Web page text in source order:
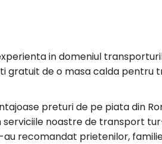
in domeniul
gratuit de o masa calda
preturi de pe piata din
noastre de transport
recomandat prietenilor,